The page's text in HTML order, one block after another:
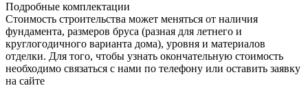
Подробные комплектации
Стоимость строительства может меняться от наличия
фундамента, размеров бруса (разная для летнего и
круглогодичного варианта дома), уровня и материалов
отделки. Для того, чтобы узнать окончательную стоимость
необходимо связаться с нами по телефону или оставить заявку
на сайте